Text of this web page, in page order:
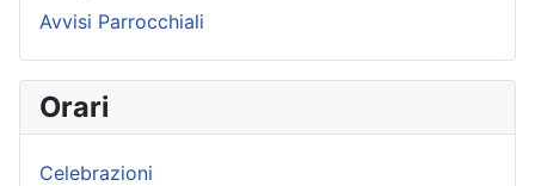
Avvisi Parrocchiali
Orari
Celebrazioni